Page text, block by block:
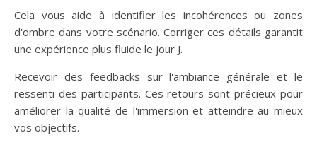
Cela vous aide à identifier les incohérences ou zones
d'ombre dans votre scénario. Corriger ces détails garantit
une expérience plus fluide le jour J.
Recevoir des feedbacks sur l'ambiance générale et le
ressenti des participants. Ces retours sont précieux pour
améliorer la qualité de l'immersion et atteindre au mieux
vos objectifs.